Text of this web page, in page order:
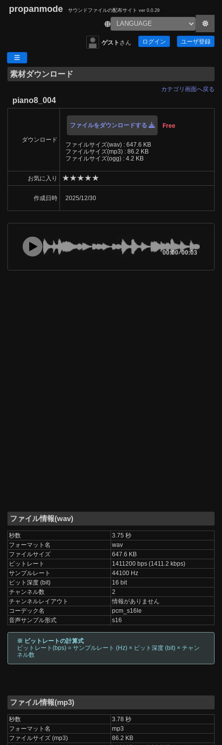
propanmode サウンドファイルの配布サイト ver 0.0.29
ゲスト さん ログイン ユーザ登録
素材ダウンロード
カテゴリ画面へ戻る
piano8_004
ダウンロード
ファイルをダウンロードする Free
ファイルサイズ(wav) : 647.6 KB
ファイルサイズ(mp3) : 86.2 KB
ファイルサイズ(ogg) : 4.2 KB
お気に入り ★★★★★
作成日時 2025/12/30
00:00/00:03
ファイル情報(wav)
秒数
3.75 秒
フォーマット名
wav
ファイルサイズ
647.6 KB
ビットレート
1411200 bps (1411.2 kbps)
サンプルレート
44100 Hz
ビット深度 (bit)
16 bit
チャンネル数
2
チャンネルレイアウト
情報がありません
コーデック名
pcm_s16le
音声サンプル形式
s16
※ ビットレートの計算式
ビットレート(bps) = サンプルレート (Hz) × ビット深度 (bit) × チャン
ネル数
ファイル情報(mp3)
秒数
3.78 秒
フォーマット名
mp3
ファイルサイズ (mp3)
86.2 KB